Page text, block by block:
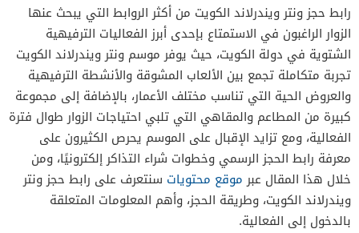
رابط حجز ونتر ويندرلاند الكويت من أكثر الروابط التي يبحث عنها
الزوار الراغبون في الاستمتاع بإحدى أبرز الفعاليات الترفيهية
الشتوية في دولة الكويت، حيث يوفر موسم ونتر ويندرلاند الكويت
تجربة متكاملة تجمع بين الألعاب المشوقة والأنشطة الترفيهية
والعروض الحية التي تناسب مختلف الأعمار، بالإضافة إلى مجموعة
كبيرة من المطاعم والمقاهي التي تلبي احتياجات الزوار طوال فترة
الفعالية، ومع تزايد الإقبال على الموسم يحرص الكثيرون على
معرفة رابط الحجز الرسمي وخطوات شراء التذاكر إلكترونيًا، ومن
خلال هذا المقال عبرموقع محتويات سنتعرف على رابط حجز ونتر
ويندرلاند الكويت، وطريقة الحجز، وأهم المعلومات المتعلقة
بالدخول إلى الفعالية.